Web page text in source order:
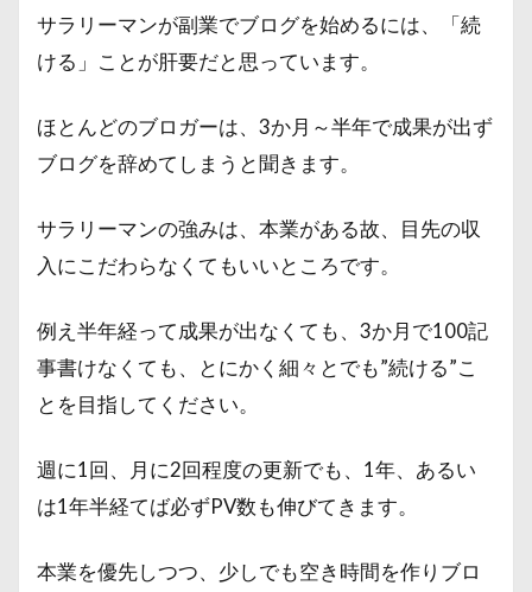
サラリーマンが副業でブログを始めるには、「続
ける」ことが肝要だと思っています。
ほとんどのブロガーは、3か月～半年で成果が出ず
ブログを辞めてしまうと聞きます。
サラリーマンの強みは、本業がある故、目先の収
入にこだわらなくてもいいところです。
例え半年経って成果が出なくても、3か月で100記
事書けなくても、とにかく細々とでも”続ける”こ
とを目指してください。
週に1回、月に2回程度の更新でも、1年、あるい
は1年半経てば必ずPV数も伸びてきます。
本業を優先しつつ、少しでも空き時間を作りブロ